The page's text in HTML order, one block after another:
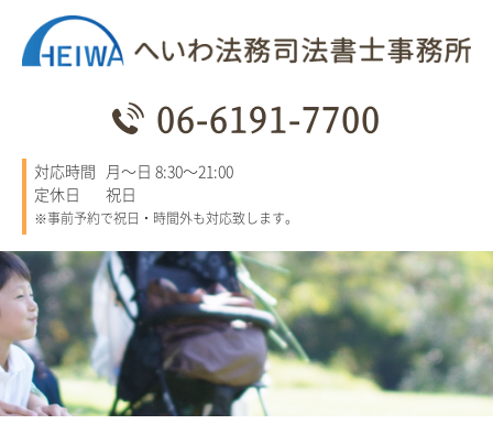
06-6191-7700
対応時間 月～日 8:30～21:00
定休日
祝日
※事前予約で祝日・時間外も対応致します。